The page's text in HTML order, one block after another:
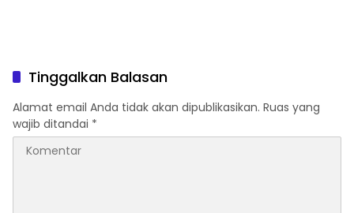
Tinggalkan Balasan
Alamat email Anda tidak akan dipublikasikan. Ruas yang
wajib ditandai *